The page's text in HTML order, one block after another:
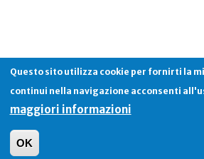
Questo sito utilizza cookie per fornirti la
continui nella navigazione acconsenti
maggiori informazioni
OK